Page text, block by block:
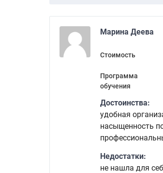
Марина Деева
Стоимость
Программа
обучения
Достоинства:
удобная
насыщенность
Недостатки:
не нашла для